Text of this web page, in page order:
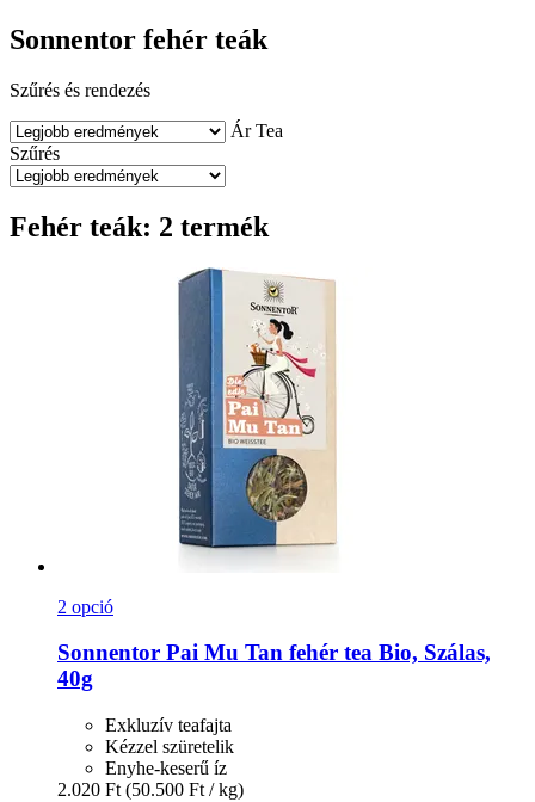
Sonnentor fehér teák
Szűrés és rendezés
Ár Tea
Szűrés
Fehér teák: 2 termék
2 opció
Sonnentor Pai Mu Tan fehér tea Bio, Szálas,
40g
Exkluzív teafajta
Kézzel szüretelik
Enyhe-keserű íz
2.020 Ft (50.500 Ft / kg)